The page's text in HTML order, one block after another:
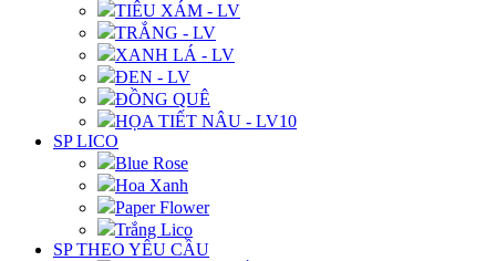
TIÊU XÁM - LV
TRẮNG - LV
XANH LÁ - LV
ĐEN - LV
ĐỒNG QUÊ
HỌA TIẾT NÂU - LV10
SP LICO
Blue Rose
Hoa Xanh
Paper Flower
Trắng Lico
SP THEO YÊU CẦU